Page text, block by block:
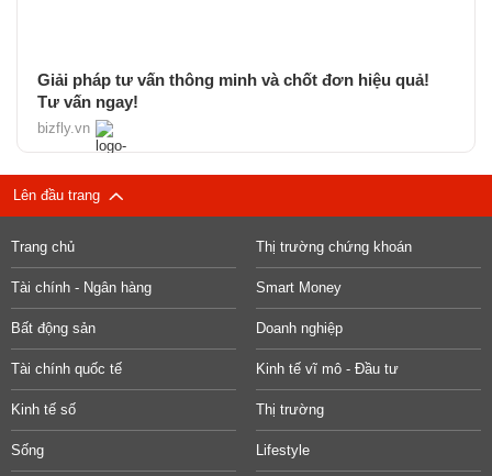
Giải pháp tư vấn thông minh và chốt đơn hiệu quả!
Tư vấn ngay!
bizfly.vn
Lên đầu trang
Trang chủ Thị trường chứng khoán
Tài chính - Ngân hàng Smart Money
Bất động sản Doanh nghiệp
Tài chính quốc tế Kinh tế vĩ mô - Đầu tư
Kinh tế số Thị trường
Sống Lifestyle